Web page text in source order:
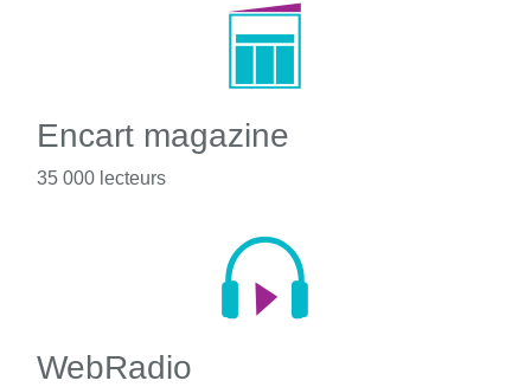
Encart magazine
35 000 lecteurs
WebRadio